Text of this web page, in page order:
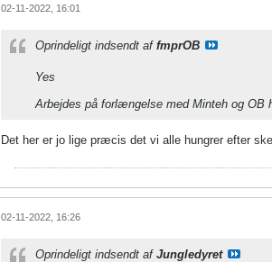
02-11-2022, 16:01
Oprindeligt indsendt af fmprOB
Yes
Arbejdes på forlængelse med Minteh og
Det her er jo lige præcis det vi alle hungrer efter
02-11-2022, 16:26
Oprindeligt indsendt af Jungledyret